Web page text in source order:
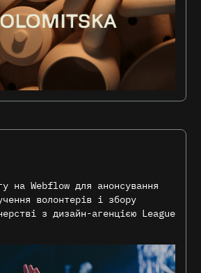
на Webflow для анонсування
волонтерів і збору
з дизайн-агенцією League